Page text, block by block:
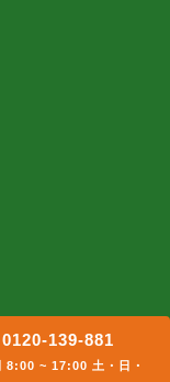
0120-139-881
8:00 ~ 17:00 土・日・